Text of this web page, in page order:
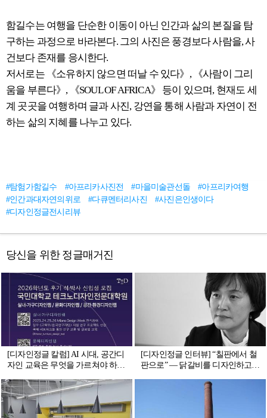
함길수는 여행을 단순한 이동이 아닌 인간과 삶의 본질을 탐
구하는 과정으로 바라본다. 그의 사진은 풍경보다 사람을, 사
건보다 존재를 응시한다.
저서로는 《소유하지 않으면 떠날 수 있다》, 《사람이 그리
움을 부른다》, 《SOUL OF AFRICA》 등이 있으며, 현재도 세
계 곳곳을 여행하며 글과 사진, 강연을 통해 사람과 자연이 전
하는 삶의 지혜를 나누고 있다.
#탐험가함길수 #아프리카사진전 #마을미술관선돌
#아프리카여행
#인간과대자연의위로
#다큐멘터리사진
#사진은인생이다
#디자인정글전시리뷰
당신을 위한 정글매거진
[디자인정글 칼럼] AI 시대, 공간디
자인 교육은 무엇을 가르쳐야 하는
대학원이 던지는 질문
[디자인정글 인터뷰] “칠판에서 철
판으로” — 닭갈비를 디자인하고,